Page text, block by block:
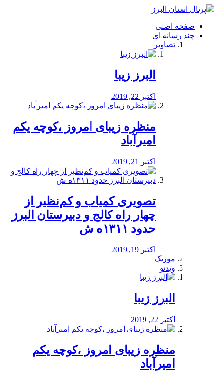
فصد
شرق
تهران
خشکشویی
صفحه اصلی
چند رسانه ای
تصاویر
البرز زیبا
اکتبر 22, 2019
منظره‌‌ زیبای امروز ،کوچه یکم
امیرآباد
اکتبر 21, 2019
️تصویری کمیاب و کم‌نظیر از
چهار راه كالج و دبيرستان البرز
حدود ۱۳۱۱ه ش
اکتبر 19, 2019
موزیک
ویدئو
البرز زیبا
اکتبر 22, 2019
منظره‌‌ زیبای امروز ،کوچه یکم
امیرآباد